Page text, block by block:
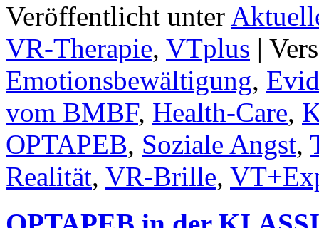
Veröffentlicht unter
VR-Therapie, VTplus |
Emotionsbewältigung,
vom BMBF, Health-Care,
OPTAPEB, Soziale Angst,
Realität, VR-Brille,